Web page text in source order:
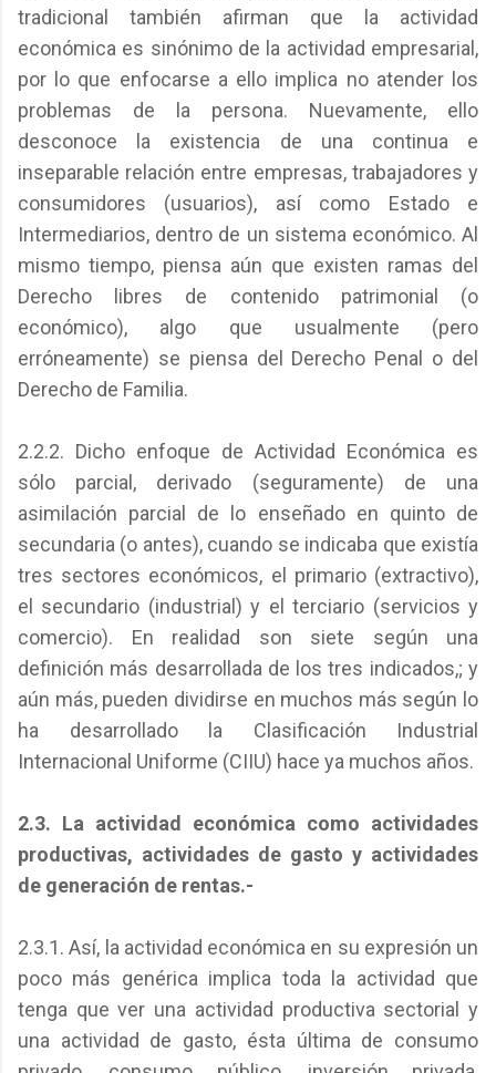
tradicional también afirman que la actividad
económica es sinónimo de la actividad empresarial,
por lo que enfocarse a ello implica no atender los
problemas de la persona. Nuevamente, ello
desconoce la existencia de una continua e
inseparable relación entre empresas, trabajadores y
consumidores (usuarios), así como Estado e
Intermediarios, dentro de un sistema económico. Al
mismo tiempo, piensa aún que existen ramas del
Derecho libres de contenido patrimonial (o
económico), algo que usualmente (pero
erróneamente) se piensa del Derecho Penal o del
Derecho de Familia.
2.2.2. Dicho enfoque de Actividad Económica es
sólo parcial, derivado (seguramente) de una
asimilación parcial de lo enseñado en quinto de
secundaria (o antes), cuando se indicaba que existía
tres sectores económicos, el primario (extractivo),
el secundario (industrial) y el terciario (servicios y
comercio). En realidad son siete según una
definición más desarrollada de los tres indicados,; y
aún más, pueden dividirse en muchos más según lo
ha desarrollado la Clasificación Industrial
Internacional Uniforme (CIIU) hace ya muchos años.
2.3. La actividad económica como actividades
productivas, actividades de gasto y actividades
de generación de rentas.-
2.3.1. Así, la actividad económica en su expresión un
poco más genérica implica toda la actividad que
tenga que ver una actividad productiva sectorial y
una actividad de gasto, ésta última de consumo